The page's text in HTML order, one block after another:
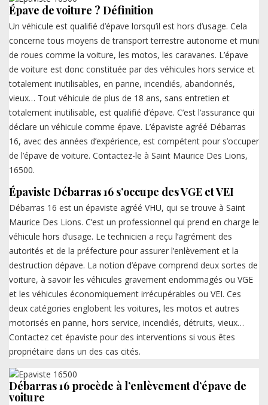
Épave de voiture ? Définition
Un véhicule est qualifié d’épave lorsqu’il est hors d’usage. Cela
concerne tous moyens de transport terrestre autonome et muni
de roues comme la voiture, les motos, les caravanes. L’épave
de voiture est donc constituée par des véhicules hors service et
totalement inutilisables, en panne, incendiés, abandonnés,
vieux… Tout véhicule de plus de 18 ans, sans entretien et
totalement inutilisable, est qualifié d’épave. C’est l’assurance qui
déclare un véhicule comme épave. L’épaviste agréé Débarras
16, avec des années d’expérience, est compétent pour s’occuper
de l’épave de voiture. Contactez-le à Saint Maurice Des Lions,
16500.
Épaviste Débarras 16 s’occupe des VGE et VEI
Débarras 16 est un épaviste agréé VHU, qui se trouve à Saint
Maurice Des Lions. C’est un professionnel qui prend en charge le
véhicule hors d’usage. Le technicien a reçu l’agrément des
autorités et de la préfecture pour assurer l’enlèvement et la
destruction dépave. La notion d’épave comprend deux sortes de
voiture, à savoir les véhicules gravement endommagés ou VGE
et les véhicules économiquement irrécupérables ou VEI. Ces
deux catégories englobent les voitures, les motos et autres
motorisés en panne, hors service, incendiés, détruits, vieux…
Contactez cet épaviste pour des interventions si vous êtes
propriétaire dans un des cas cités.
Débarras 16 procède à l’enlèvement d’épave de
voiture